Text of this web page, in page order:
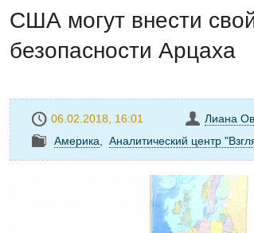
США могут внести
безопасности Арцаха
06.02.2018, 16:01
Лиана
Америка
Аналитический центр